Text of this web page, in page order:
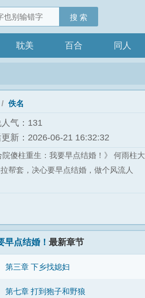
搜 索
耽美 百合 同人
佚名
气：131
新：2026-06-21 16:32:32
傻柱重生：我要早点结婚！》 何雨柱大
帮套，决心要早点结婚，做个风流人
早点结婚！ 最新章节
第三章 下乡找媳妇
第七章 打到狍子和野狼